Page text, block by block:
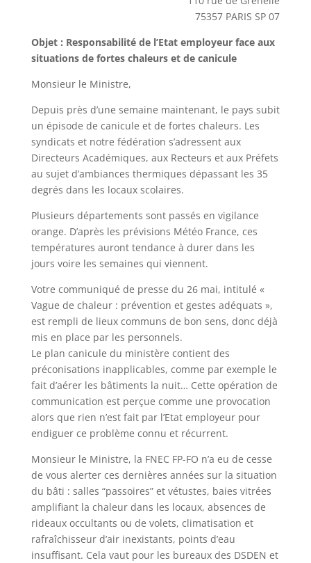
75357 PARIS SP 07
Objet : Responsabilité de l’Etat employeur face aux
situations de fortes chaleurs et de canicule
Monsieur le Ministre,
Depuis près d’une semaine maintenant, le pays subit
un épisode de canicule et de fortes chaleurs. Les
syndicats et notre fédération s’adressent aux
Directeurs Académiques, aux Recteurs et aux Préfets
au sujet d’ambiances thermiques dépassant les 35
degrés dans les locaux scolaires.
Plusieurs départements sont passés en vigilance
orange. D’après les prévisions Météo France, ces
températures auront tendance à durer dans les
jours voire les semaines qui viennent.
Votre communiqué de presse du 26 mai, intitulé «
Vague de chaleur : prévention et gestes adéquats »,
est rempli de lieux communs de bon sens, donc déjà
mis en place par les personnels.
Le plan canicule du ministère contient des
préconisations inapplicables, comme par exemple le
fait d’aérer les bâtiments la nuit… Cette opération de
communication est perçue comme une provocation
alors que rien n’est fait par l’Etat employeur pour
endiguer ce problème connu et récurrent.
Monsieur le Ministre, la FNEC FP-FO n’a eu de cesse
de vous alerter ces dernières années sur la situation
du bâti : salles “passoires” et vétustes, baies vitrées
amplifiant la chaleur dans les locaux, absences de
rideaux occultants ou de volets, climatisation et
rafraîchisseur d’air inexistants, points d’eau
insuffisant. Cela vaut pour les bureaux des DSDEN et